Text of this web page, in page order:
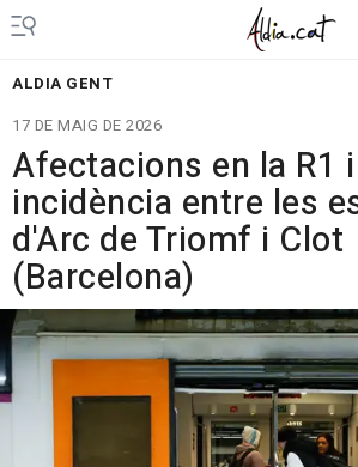
ALDIA GENT
17 DE MAIG DE 2026
Afectacions en la R1
incidència entre les
d'Arc de Triomf i Clot
(Barcelona)